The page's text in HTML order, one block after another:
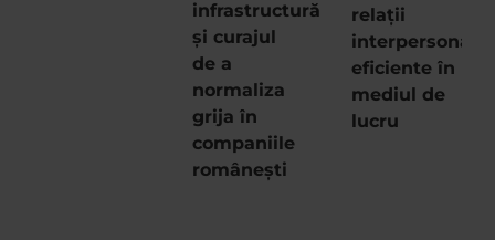
infrastructură
și curajul
de a
normaliza
grija în
companiile
românești
relații
interpersonale
eficiente în
mediul de
lucru